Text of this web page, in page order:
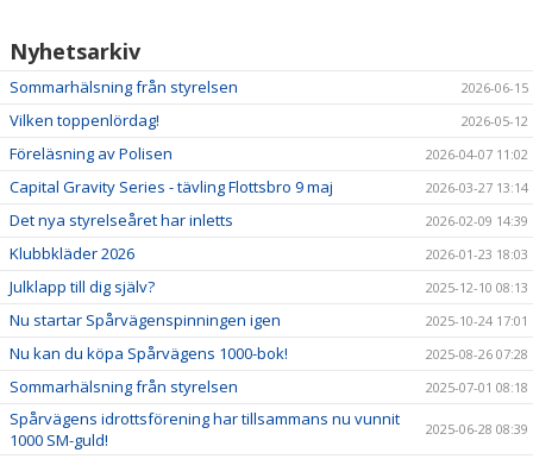
TÄVLING/LOPP
DOKUMENT
SPÅRVÄGEN FLOWTRAIL OCH XCO-SPÅRET
MTB
Nyhetsarkiv
Sommarhälsning från styrelsen 2026-06-15
Vilken toppenlördag! 2026-05-12
Föreläsning av Polisen 2026-04-07 11:02
Capital Gravity Series - tävling Flottsbro 9 maj 2026-03-27 13:14
Det nya styrelseåret har inletts 2026-02-09 14:39
Klubbkläder 2026 2026-01-23 18:03
Julklapp till dig själv? 2025-12-10 08:13
Nu startar Spårvägenspinningen igen 2025-10-24 17:01
Nu kan du köpa Spårvägens 1000-bok! 2025-08-26 07:28
Sommarhälsning från styrelsen 2025-07-01 08:18
Spårvägens idrottsförening har tillsammans nu vunnit
1000 SM-guld!
2025-06-28 08:39